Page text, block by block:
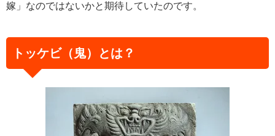
嫁」なのではないかと期待していたのです。
トッケビ（鬼）とは？